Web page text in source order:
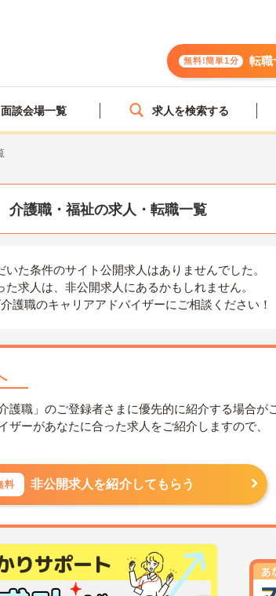
無料!簡単1分 転職
面談会場一覧 求人を検索する
介護職・福祉の求人・転職一覧
いた条件のサイト公開求人はありませんでした。
求人は、 非公開求人にあるかもしれません。
護職のキャリアアドバイザーにご相談ください！
護職」のご登録者さまに優先的に紹介する場合が
ーがあなたに合った求人をご紹介しますので、
料 非公開求人を紹介してもらう